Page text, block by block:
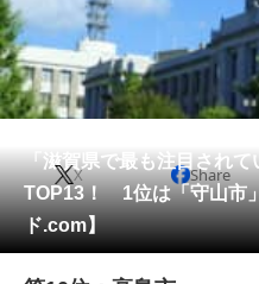
グルメ
住まい
動物
会員記事
メディア
注目記事を集めた総合ページ
「滋賀県で最も注目されて
TOP13！ 1位は「守山市
ド.com】
X Share